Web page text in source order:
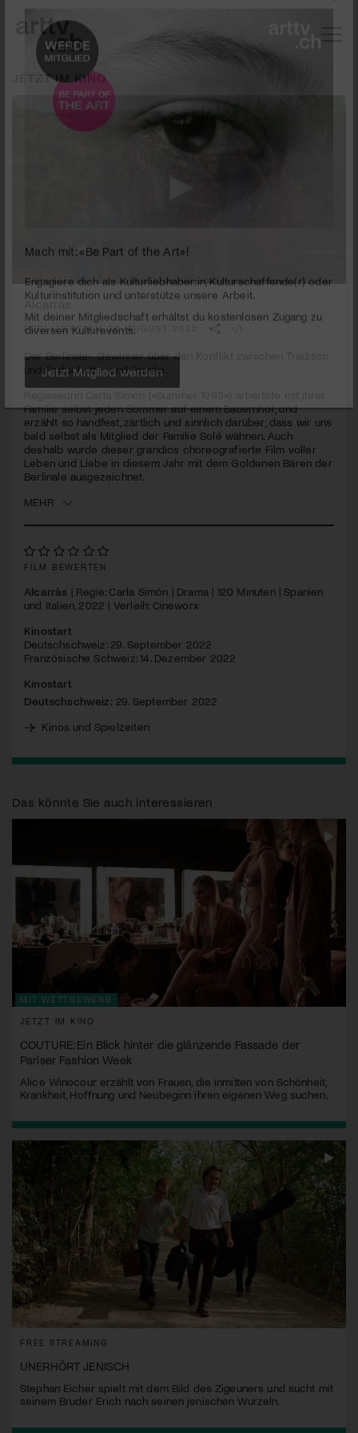
JETZT IM KINO
seconds
seconds
Alcarràs
PUBLIZIERT AM 26. AUGUST 2022
Der Berlinale- Gewinner über den Konflikt zwischen Tradition
und Fortschritt … und Familie.
Familie selbst jeden Sommer auf einem Bauernhof, und
erzählt so handfest, zärtlich und sinnlich darüber, dass wir uns
bald selbst als Mitglied der Familie Solé wähnen. Auch
deshalb wurde dieser grandios choreografierte Film voller
Leben und Liebe in diesem Jahr mit dem Goldenen Bären der
Berlinale ausgezeichnet.
MEHR
FILM BEWERTEN
Alcarràs | Regie: Carla Simón | Drama | 120 Minuten | Spanien
und Italien, 2022 | Verleih: Cineworx
Kinostart
Deutschschweiz: 29. September 2022
Französische Schweiz: 14. Dezember 2022
Kinostart
Deutschschweiz: 29. September 2022
Kinos und Spielzeiten
Das könnte Sie auch interessieren
MIT WETTBEWERB
JETZT IM KINO
COUTURE: Ein Blick hinter die glänzende Fassade der
Pariser Fashion Week
Alice Winocour erzählt von Frauen, die inmitten von Schönheit,
Krankheit, Hoffnung und Neubeginn ihren eigenen Weg suchen.
FREE STREAMING
UNERHÖRT JENISCH
Stephan Eicher spielt mit dem Bild des Zigeuners und sucht mit
seinem Bruder Erich nach seinen jenischen Wurzeln.
Mach mit: «Be Part of the Art»!
Kulturinstitution und unterstütze unsere Arbeit.
diversen Kulturevents.